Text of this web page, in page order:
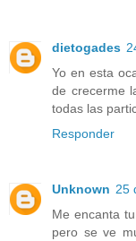
dietogades
Yo en esta
de crecerme
todas las
Responder
Unknown 25
Me encanta
pero se ve